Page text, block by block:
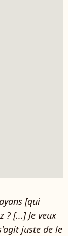
[qui
[...] Je veux
juste de le